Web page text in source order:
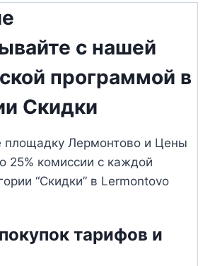
с нашей
программой в
Скидки
площадку Лермонтово и Цены
25% комиссии с каждой
“Скидки” в Lermontovo
тарифов и